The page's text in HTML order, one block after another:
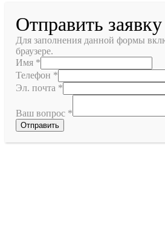
Отправить заявку
Для заполнения данной формы
браузере.
Имя *
Телефон *
Эл. почта *
Ваш вопрос *
Отправить